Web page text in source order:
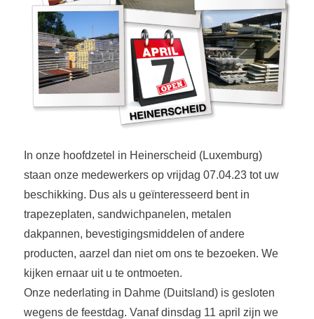
In onze hoofdzetel in Heinerscheid (Luxemburg)
staan onze medewerkers op vrijdag 07.04.23 tot uw
beschikking. Dus als u geïnteresseerd bent in
trapezeplaten, sandwichpanelen, metalen
dakpannen, bevestigingsmiddelen of andere
producten, aarzel dan niet om ons te bezoeken. We
kijken ernaar uit u te ontmoeten.
Onze nederlating in Dahme (Duitsland) is gesloten
wegens de feestdag. Vanaf dinsdag 11 april zijn we